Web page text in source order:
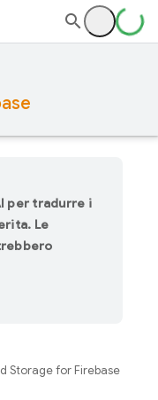
per tradurre i
Le
Storage for Firebase